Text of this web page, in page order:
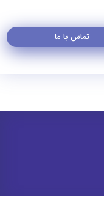
تماس با ما